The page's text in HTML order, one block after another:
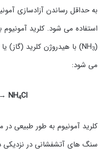
به حداقل رساندن آزادسازی
استفاده می شود. کلرید
(NH
3
) با هیدروژن کلرید (گاز)
می شود:
NH4Cl
کلرید آمونیوم به طور طبیعی
سنگ های آتشفشانی در نزدیکی